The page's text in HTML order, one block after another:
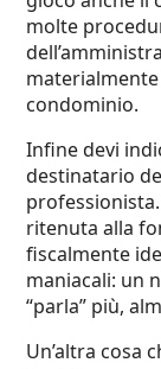
molte
condominio.
Infine devi
destinatario
ritenuta alla
fiscalmente
maniacali: un
“parla” più,
Un’altra cosa